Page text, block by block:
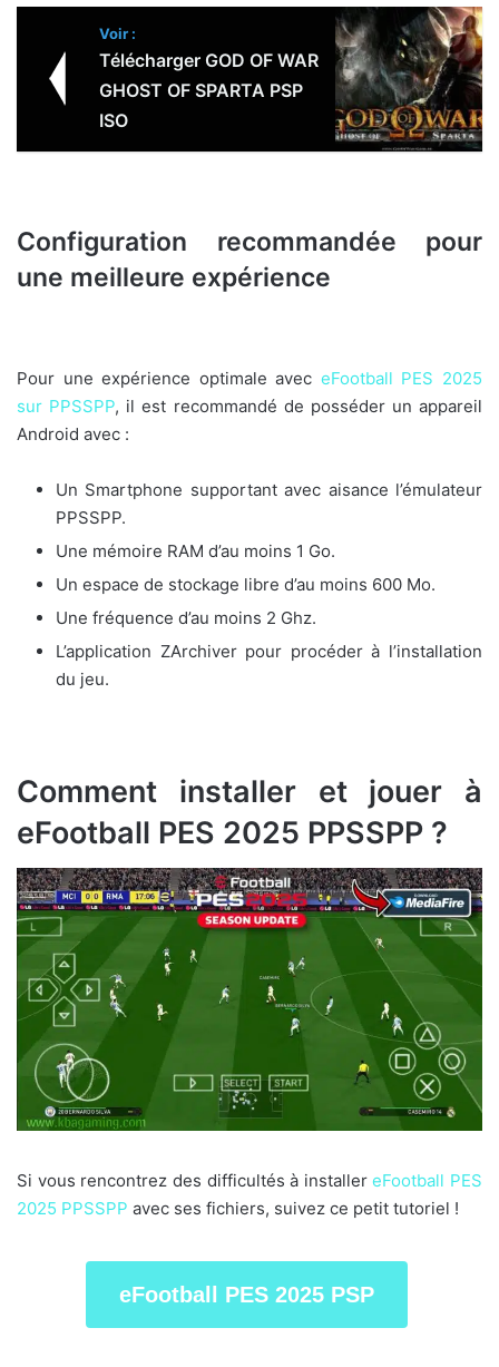
Voir :
Télécharger GOD OF WAR
GHOST OF SPARTA PSP
ISO
Configuration recommandée pour
une meilleure expérience
Pour une expérience optimale avec eFootball PES 2025
sur PPSSPP, il est recommandé de posséder un appareil
Android avec :
Un Smartphone supportant avec aisance l’émulateur
PPSSPP.
Une mémoire RAM d’au moins 1 Go.
Un espace de stockage libre d’au moins 600 Mo.
Une fréquence d’au moins 2 Ghz.
L’application ZArchiver pour procéder à l’installation
du jeu.
Comment installer et jouer à
eFootball PES 2025 PPSSPP ?
Si vous rencontrez des difficultés à installereFootball PES
2025 PPSSPP avec ses fichiers, suivez ce petit tutoriel !
eFootball PES 2025 PSP